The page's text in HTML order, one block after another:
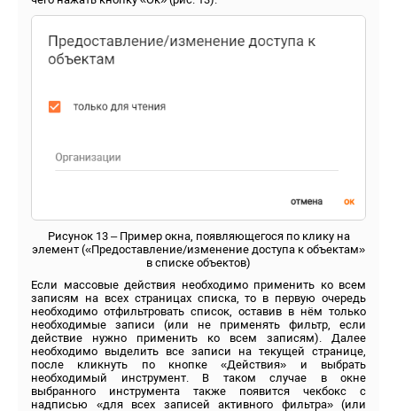
Рисунок 13 – Пример окна, появляющегося по клику на
элемент («Предоставление/изменение доступа к объектам»
в списке объектов)
Если массовые действия необходимо применить ко всем
записям на всех страницах списка, то в первую очередь
необходимо отфильтровать список, оставив в нём только
необходимые записи (или не применять фильтр, если
действие нужно применить ко всем записям). Далее
необходимо выделить все записи на текущей странице,
после кликнуть по кнопке «Действия» и выбрать
необходимый инструмент. В таком случае в окне
выбранного инструмента также появится чекбокс с
надписью «для всех записей активного фильтра» (или